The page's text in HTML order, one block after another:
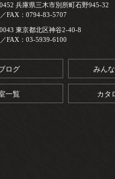
兵庫県三木市別所町石野945-32
FAX：0794-83-5707
東京都北区神谷2-40-8
FAX：03-5939-6100
ログ みん
一覧 カタ